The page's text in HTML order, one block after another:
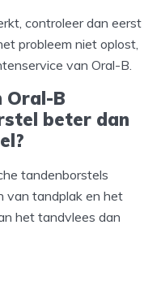
controleer dan eerst
probleem niet oplost,
van Oral-B.
Oral-B
beter dan
tandenborstels
van tandplak en het
het tandvlees dan